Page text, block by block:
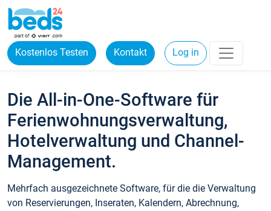
Kostenlos Testen Kontakt Log in
Die All-in-One-Software für
Ferienwohnungsverwaltung,
Hotelverwaltung und Channel-
Management.
Mehrfach ausgezeichnete Software, für die die Verwaltung
von Reservierungen, Inseraten, Kalendern, Abrechnung,